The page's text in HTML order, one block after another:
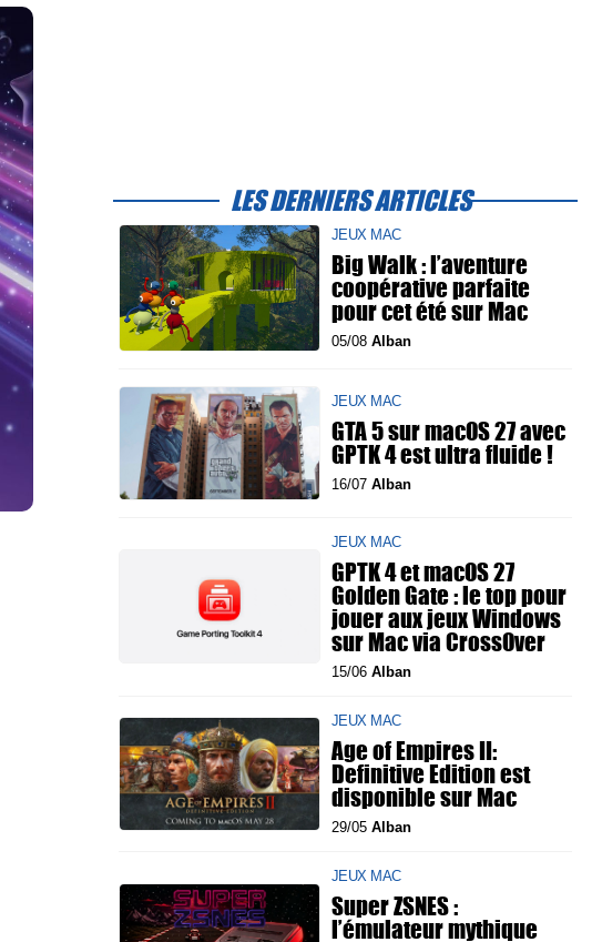
LES DERNIERS ARTICLES
JEUX MAC
Big Walk : l’aventure
coopérative parfaite
pour cet été sur Mac
05/08 Alban
JEUX MAC
GTA 5 sur macOS 27 avec
GPTK 4 est ultra fluide !
16/07 Alban
JEUX MAC
GPTK 4 et macOS 27
Golden Gate : le top pour
jouer aux jeux Windows
sur Mac via CrossOver
15/06 Alban
JEUX MAC
Age of Empires II:
Definitive Edition est
disponible sur Mac
29/05 Alban
JEUX MAC
Super ZSNES :
l’émulateur mythique